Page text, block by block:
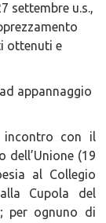
settembre u.s.,
ottenuti e
appannaggio
incontro con il
dell’Unione (19
al Collegio
Cupola del
per ognuno di